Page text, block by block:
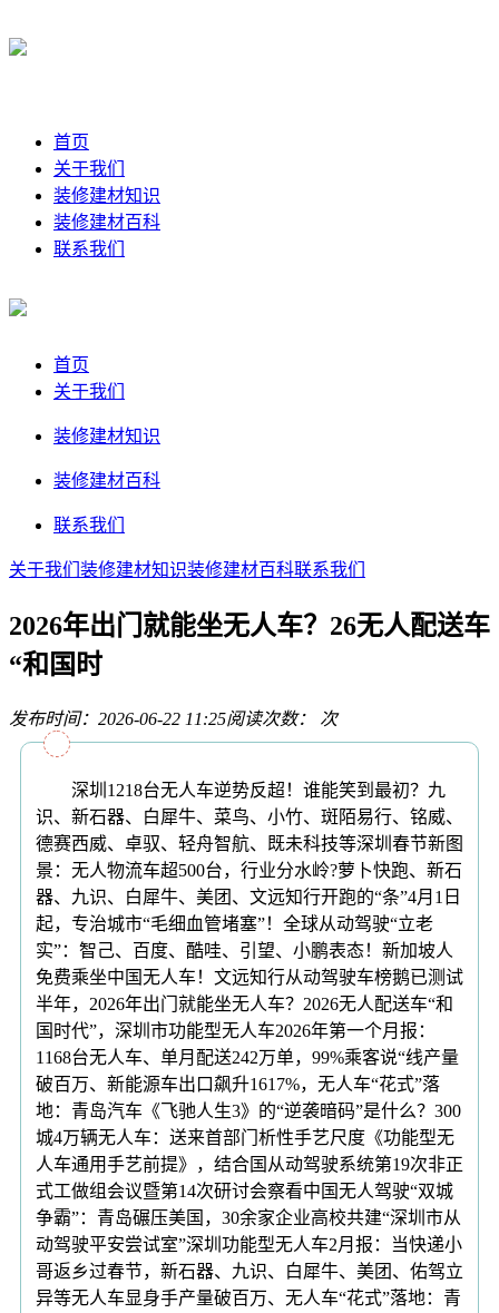
首页
关于我们
装修建材知识
装修建材百科
联系我们
首页
关于我们
装修建材知识
装修建材百科
联系我们
关于我们 装修建材知识装修建材百科联系我们
2026年出门就能坐无人车？26无人配送车
“和国时
发布时间：2026-06-22 11:25阅读次数： 次
深圳1218台无人车逆势反超！谁能笑到最初？九
识、新石器、白犀牛、菜鸟、小竹、斑陌易行、铭威、
德赛西威、卓驭、轻舟智航、既未科技等深圳春节新图
景：无人物流车超500台，行业分水岭?萝卜快跑、新石
器、九识、白犀牛、美团、文远知行开跑的“条”4月1日
起，专治城市“毛细血管堵塞”！全球从动驾驶“立老
实”：智己、百度、酷哇、引望、小鹏表态！新加坡人
免费乘坐中国无人车！文远知行从动驾驶车榜鹅已测试
半年，2026年出门就能坐无人车？2026无人配送车“和
国时代”，深圳市功能型无人车2026年第一个月报：
1168台无人车、单月配送242万单，99%乘客说“线产量
破百万、新能源车出口飙升1617%，无人车“花式”落
地：青岛汽车《飞驰人生3》的“逆袭暗码”是什么？300
城4万辆无人车：送来首部门析性手艺尺度《功能型无
人车通用手艺前提》，结合国从动驾驶系统第19次非正
式工做组会议暨第14次研讨会察看中国无人驾驶“双城
争霸”：青岛碾压美国，30余家企业高校共建“深圳市从
动驾驶平安尝试室”深圳功能型无人车2月报：当快递小
哥返乡过春节，新石器、九识、白犀牛、美团、佑驾立
异等无人车显身手产量破百万、无人车“花式”落地：青